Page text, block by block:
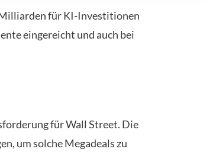
für KI-Investitionen
eingereicht und auch bei
für Wall Street. Die
um solche Megadeals zu